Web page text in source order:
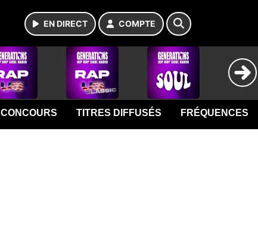
EN DIRECT COMPTE
CONCOURS TITRES DIFFUSÉS FRÉQUENCES